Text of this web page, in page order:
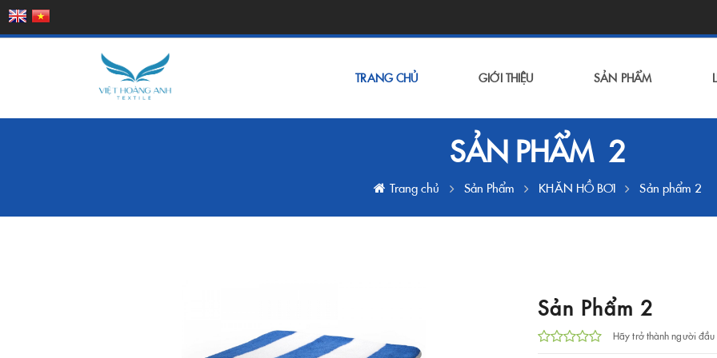
TRANG CHỦ GIỚI THIỆU SẢN PHẨM
SẢN PHẨM  2
Trang chủ Sản Phẩm KHĂN HỒ BƠI Sản phẩm 2
Sản Phẩm 2
Hãy trở thành người